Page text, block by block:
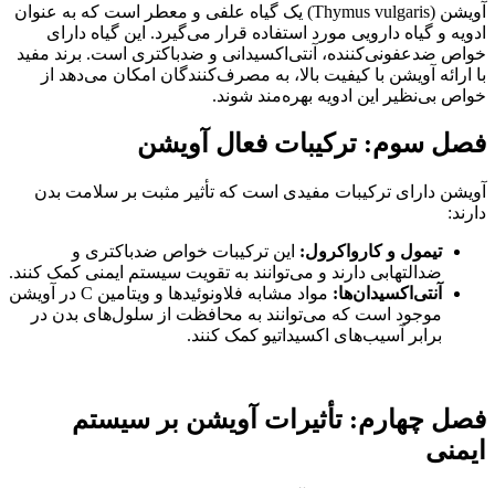
آویشن (Thymus vulgaris) یک گیاه علفی و معطر است که به عنوان
گیاه دارویی مورد استفاده قرار می‌گیرد. این گیاه دارای
آنتی‌اکسیدانی و ضدباکتری است. برند مفید
آویشن با کیفیت بالا، به مصرف‌کنندگان امکان می‌دهد از
این ادویه بهره‌مند شوند.
ترکیبات فعال آویشن
ترکیبات مفیدی است که تأثیر مثبت بر سلامت بدن
و کارواکرول:این ترکیبات خواص ضدباکتری و
دارند و می‌توانند به تقویت سیستم ایمنی کمک کنند.
مواد مشابه فلاونوئیدها و ویتامین C در آویشن
است که می‌توانند به محافظت از سلول‌های بدن در
آسیب‌های اکسیداتیو کمک کنند.
تأثیرات آویشن بر سیستم